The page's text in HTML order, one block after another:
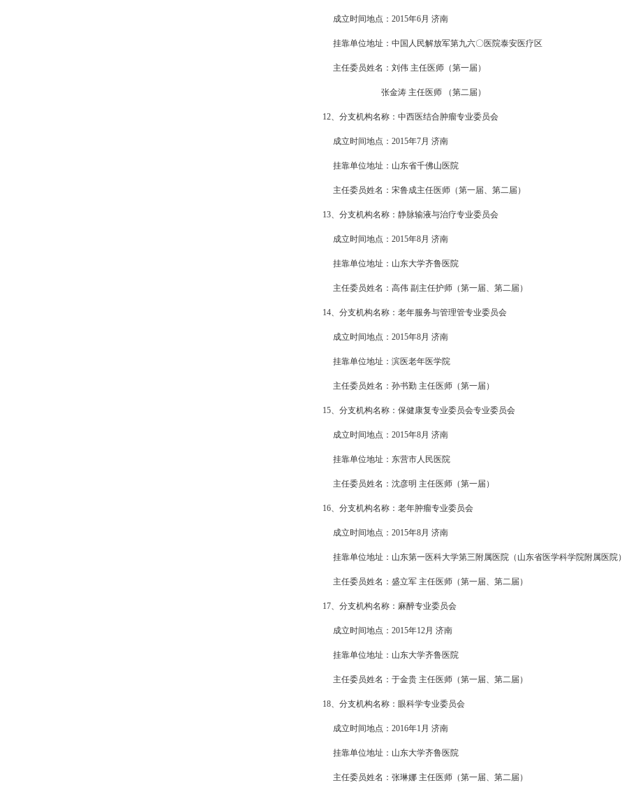
成立时间地点：2015年6月 济南
挂靠单位地址：中国人民解放军第九六〇医院泰安医疗区
主任委员姓名：刘伟 主任医师（第一届）
张金涛 主任医师 （第二届）
12、分支机构名称：中西医结合肿瘤专业委员会
成立时间地点：2015年7月 济南
挂靠单位地址：山东省千佛山医院
主任委员姓名：宋鲁成主任医师 （第一届、第二届）
13、分支机构名称：静脉输液与治疗专业委员会
成立时间地点：2015年8月 济南
挂靠单位地址：山东大学齐鲁医院
主任委员姓名：高伟 副主任护师（第一届、第二届）
14、分支机构名称：老年服务与管理管专业委员会
成立时间地点：2015年8月 济南
挂靠单位地址：滨医老年医学院
主任委员姓名：孙书勤 主任医师（第一届）
15、分支机构名称：保健康复专业委员会专业委员会
成立时间地点：2015年8月 济南
挂靠单位地址：东营市人民医院
主任委员姓名：沈彦明 主任医师（第一届）
16、分支机构名称：老年肿瘤专业委员会
成立时间地点：2015年8月 济南
挂靠单位地址：山东第一医科大学第三附属医院（山东省医学科学院附属医院）
主任委员姓名：盛立军 主任医师（第一届、第二届）
17、分支机构名称：麻醉专业委员会
成立时间地点：2015年12月 济南
挂靠单位地址：山东大学齐鲁医院
主任委员姓名：于金贵 主任医师（第一届、第二届）
18、分支机构名称：眼科学专业委员会
成立时间地点：2016年1月 济南
挂靠单位地址：山东大学齐鲁医院
主任委员姓名：张琳娜 主任医师（第一届、第二届）